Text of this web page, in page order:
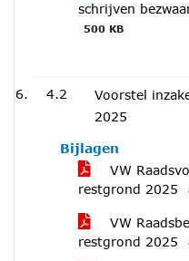
schrijven
500 KB
4.2
Voorstel
2025
Bijlagen
VW
restgrond 2025
VW
restgrond 2025